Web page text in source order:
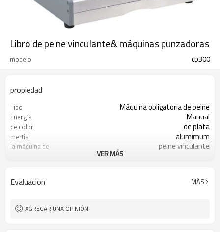
Libro de peine vinculante& máquinas punzadoras
modelo cb300
propiedad
Tipo Máquina obligatoria de peine
Energía Manual
de color de plata
mertial alumimum
la máquina de
peine vinculante
VER MÁS
Evaluacion MÁS
AGREGAR UNA OPINIÓN